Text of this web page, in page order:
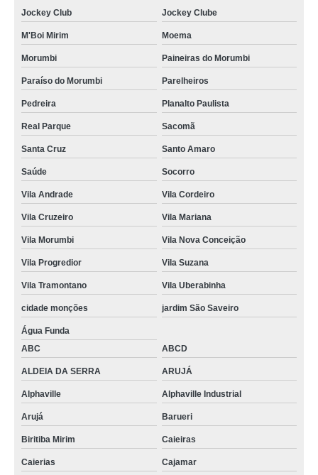
Jockey Club Jockey Clube
M'Boi Mirim Moema
Morumbi Paineiras do Morumbi
Paraíso do Morumbi Parelheiros
Pedreira Planalto Paulista
Real Parque Sacomã
Santa Cruz Santo Amaro
Saúde Socorro
Vila Andrade Vila Cordeiro
Vila Cruzeiro Vila Mariana
Vila Morumbi Vila Nova Conceição
Vila Progredior Vila Suzana
Vila Tramontano Vila Uberabinha
cidade monções jardim São Saveiro
Água Funda
ABC
ABCD
ALDEIA DA SERRA ARUJÁ
Alphaville Alphaville Industrial
Arujá Barueri
Biritiba Mirim Caieiras
Caierias Cajamar